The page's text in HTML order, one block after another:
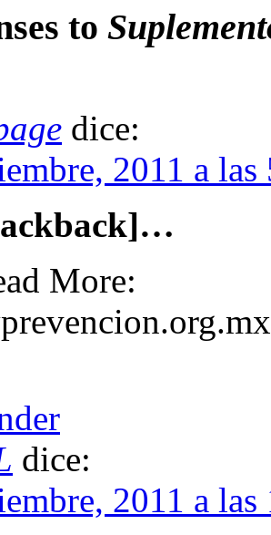
to
dice:
2011 a
More:
dice:
2011 a